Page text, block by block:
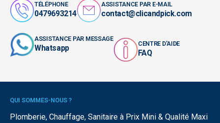
TÉLÉPHONE
0479693214
ASSISTANCE PAR E-MAIL
contact@clicandpick.com
ASSISTANCE PAR MESSAGE
Whatsapp CENTRE D'AIDE
FAQ
QUI SOMMES-NOUS ?
Plomberie, Chauffage, Sanitaire à Prix Mini & Qualité Maxi